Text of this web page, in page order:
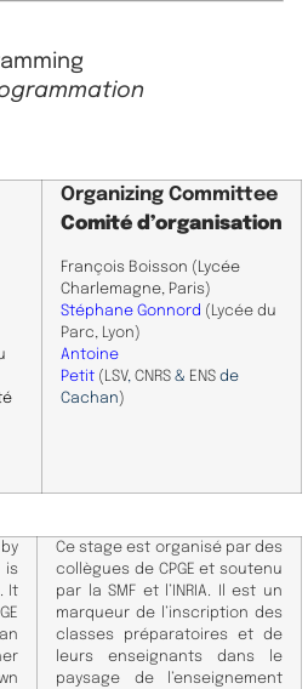
Organizing Committee
Comité d’organisation
François Boisson (Lycée
Charlemagne, Paris)
Stéphane Gonnord (Lycée du
Parc, Lyon)
Antoine
Petit (LSV, CNRS & ENS de
Cachan)
It
Ce stage est organisé par des
collègues de CPGE et soutenu
par la SMF et l’INRIA. Il est un
marqueur de l’inscription des
classes préparatoires et de
leurs enseignants dans le
paysage de l’enseignement